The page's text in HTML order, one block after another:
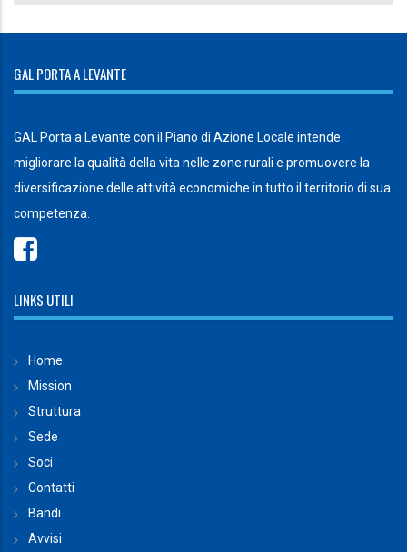
GAL PORTA A LEVANTE
GAL Porta a Levante con il Piano di Azione Locale intende
migliorare la qualità della vita nelle zone rurali e promuovere la
diversificazione delle attività economiche in tutto il territorio di sua
competenza.
LINKS UTILI
Home
Mission
Struttura
Sede
Soci
Contatti
Bandi
Avvisi